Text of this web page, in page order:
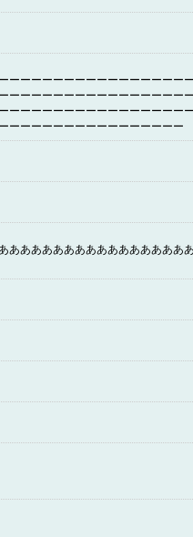
ーーーーーーーーーーーーーーーー
ーーーーーーーーーーーーーーーー
ーーーーーーーーーーーーーーーー
ーーーーーーーーーーーーーーーー
ああああああああああああああああ